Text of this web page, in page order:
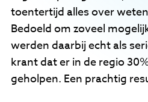
toentertijd alles over
Bedoeld om zoveel
werden daarbij echt als
krant dat er in de regio
geholpen. Een prachtig